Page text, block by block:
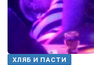
ХЛЯБ И ПАСТИ